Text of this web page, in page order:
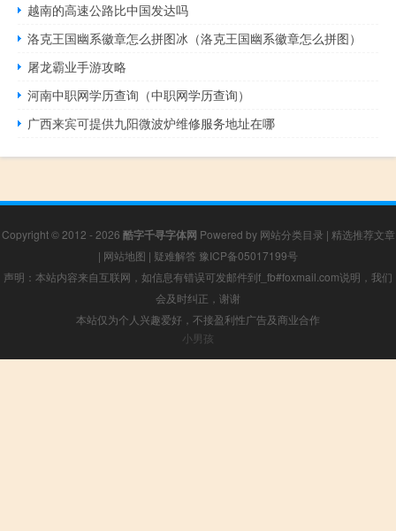
越南的高速公路比中国发达吗
洛克王国幽系徽章怎么拼图冰（洛克王国幽系徽章怎么拼图）
屠龙霸业手游攻略
河南中职网学历查询（中职网学历查询）
广西来宾可提供九阳微波炉维修服务地址在哪
Copyright © 2012 - 2026 酷字千寻字体网 Powered by 网站分类目录 | 精选推荐文章
| 网站地图 | 疑难解答 豫ICP备05017199号
声明：本站内容来自互联网，如信息有错误可发邮件到f_fb#foxmail.com说明，我们
会及时纠正，谢谢
本站仅为个人兴趣爱好，不接盈利性广告及商业合作
小男孩